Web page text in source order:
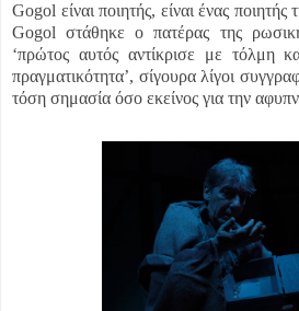
Gogol είναι ποιητής, είναι ένας
Gogol στάθηκε ο πατέρας της
‘πρώτος αυτός αντίκρισε με τόλμη
πραγματικότητα’, σίγουρα λίγοι
τόση σημασία όσο εκείνος για την